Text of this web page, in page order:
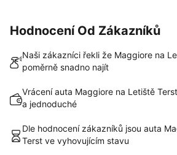
Hodnocení Od Zákazníků
Naši zákazníci řekli že Maggiore na
poměrně snadno najít
Vrácení auta Maggiore na Letiště
a jednoduché
Dle hodnocení zákazníků jsou auta
Terst ve vyhovujícím stavu